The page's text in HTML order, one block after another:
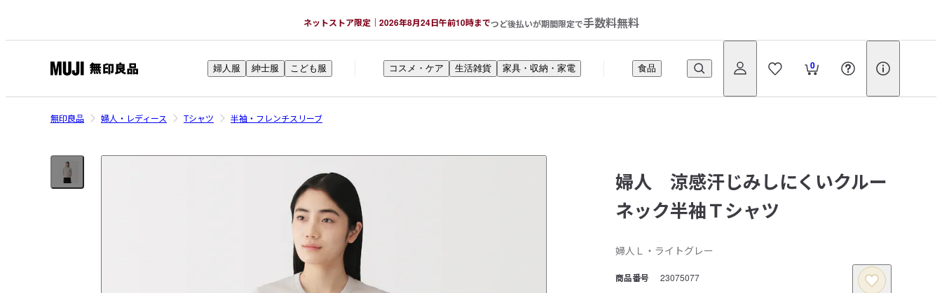
ネットストア限定｜2026年8月24日午前10時までつど後払いが期間限定で手数料無料
印
良
ネ
ト
0
婦人服 紳士服 こども服 コスメ・ケア 生活雑貨 家具・収納・家電 食品
無印良品 婦人・レディース Tシャツ 半袖・フレンチスリーブ
婦人 涼感汗じみしにくいクルー
ネック半袖Ｔシャツ
婦人Ｌ・ライトグレー
商品番号 23075077